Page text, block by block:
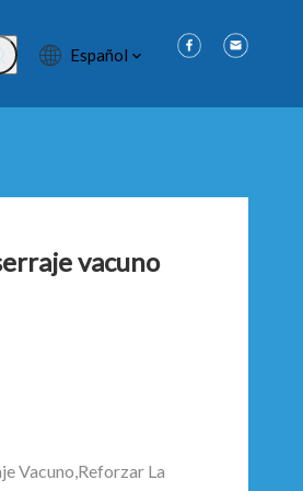
Español
vacuno
Vacuno,Reforzar La